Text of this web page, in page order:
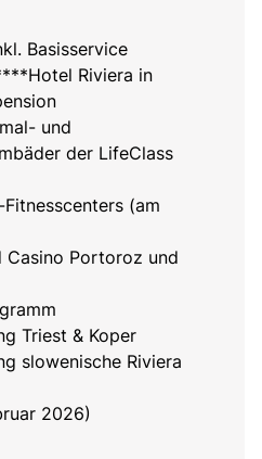
Basisservice
Riviera in
und
der LifeClass
(am
Casino Portoroz und
Triest & Koper
slowenische Riviera
2026)